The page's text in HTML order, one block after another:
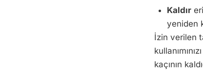
Kaldır
yeniden
İzin verilen
kaçının